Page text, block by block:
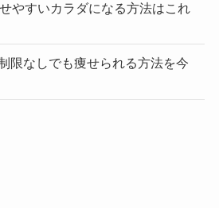
やすいカラダになる方法はこれ
限なしでも痩せられる方法を今